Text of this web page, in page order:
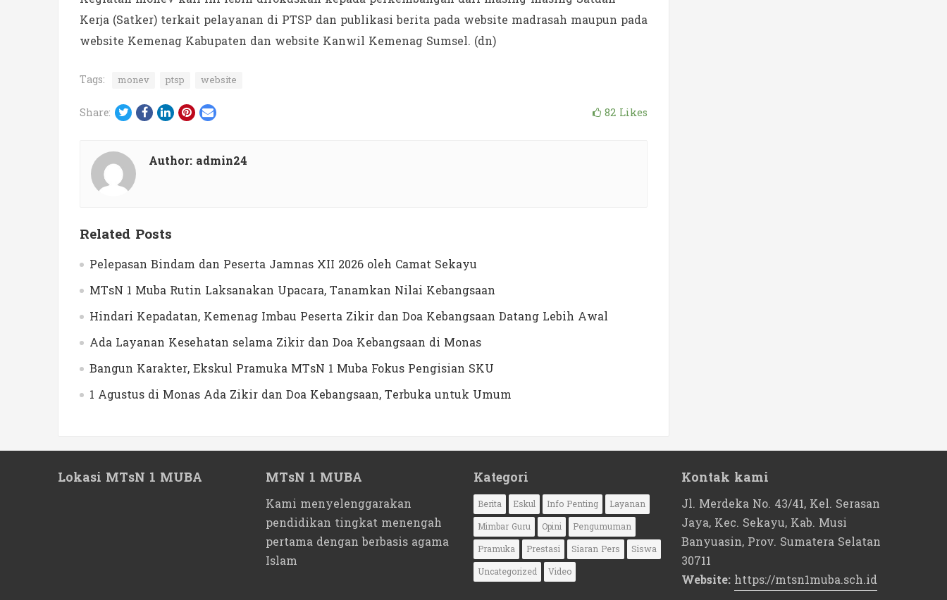
Kerja (Satker) terkait pelayanan di PTSP dan publikasi berita pada website madrasah maupun pada
website Kemenag Kabupaten dan website Kanwil Kemenag Sumsel. (dn)
Tags: monev ptsp website
Share: Twitter
Facebook
LinkedIn
Pinterest
Email 82 Likes
Author: admin24
Related Posts
Pelepasan Bindam dan Peserta Jamnas XII 2026 oleh Camat Sekayu
MTsN 1 Muba Rutin Laksanakan Upacara, Tanamkan Nilai Kebangsaan
Hindari Kepadatan, Kemenag Imbau Peserta Zikir dan Doa Kebangsaan Datang Lebih Awal
Ada Layanan Kesehatan selama Zikir dan Doa Kebangsaan di Monas
Bangun Karakter, Ekskul Pramuka MTsN 1 Muba Fokus Pengisian SKU
1 Agustus di Monas Ada Zikir dan Doa Kebangsaan, Terbuka untuk Umum
Lokasi MTsN 1 MUBA MTsN 1 MUBA
Kami menyelenggarakan
pendidikan tingkat menengah
pertama dengan berbasis agama
Islam
Kategori
Berita Eskul Info Penting
Layanan
Mimbar Guru
Opini
Pengumuman
Pramuka
Prestasi Siaran Pers
Siswa
Uncategorized
Video
Kontak kami
Jl. Merdeka No. 43/41, Kel. Serasan
Jaya, Kec. Sekayu, Kab. Musi
Banyuasin, Prov. Sumatera Selatan
30711
Website: https://mtsn1muba.sch.id